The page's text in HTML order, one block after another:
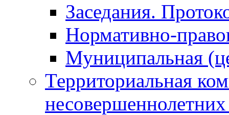
Заседания.
Нормативно-
Муниципальная
Территориальная